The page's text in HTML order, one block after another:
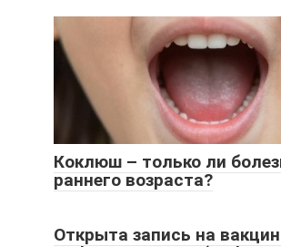
Коклюш – только ли
раннего возраста?
Открыта запись на